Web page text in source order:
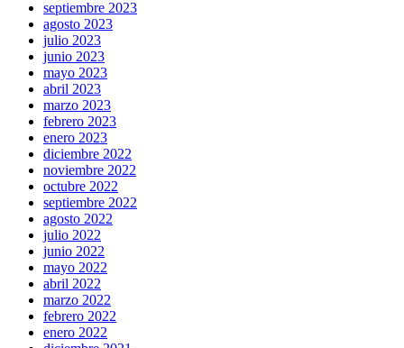
septiembre 2023
agosto 2023
julio 2023
junio 2023
mayo 2023
abril 2023
marzo 2023
febrero 2023
enero 2023
diciembre 2022
noviembre 2022
octubre 2022
septiembre 2022
agosto 2022
julio 2022
junio 2022
mayo 2022
abril 2022
marzo 2022
febrero 2022
enero 2022